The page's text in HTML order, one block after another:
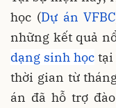
học (Dự án VFBC
những kết quả
dạng sinh học tại
thời gian từ
án đã hỗ trợ